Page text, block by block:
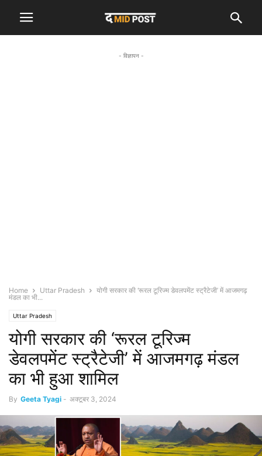
- विज्ञापन -
Home Uttar Pradesh
योगी सरकार की ‘रूरल टूरिज्म डेवलपमेंट स्ट्रैटेजी’ में आजमगढ़
मंडल का भी...
Uttar Pradesh
योगी सरकार की ‘रूरल टूरिज्म
डेवलपमेंट स्ट्रैटेजी’ में आजमगढ़ मंडल
का भी हुआ शामिल
By Geeta Tyagi - अक्टूबर 3, 2024